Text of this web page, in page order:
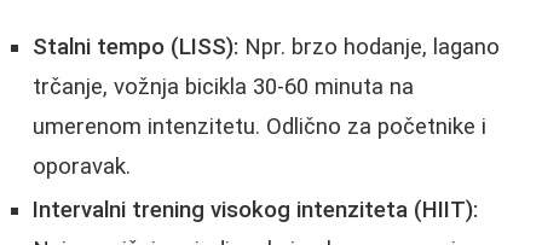
Stalni tempo (LISS): Npr. brzo hodanje, lagano
trčanje, vožnja bicikla 30-60 minuta na
umerenom intenzitetu. Odlično za početnike i
oporavak.
Intervalni trening visokog intenziteta (HIIT):